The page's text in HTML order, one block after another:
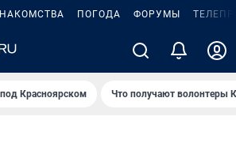
ПОГОДА ФОРУМЫ
Крaсноярском Что получают волонтеры